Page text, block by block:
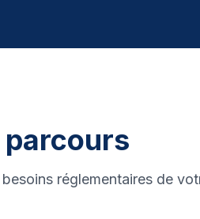
réglementaires de